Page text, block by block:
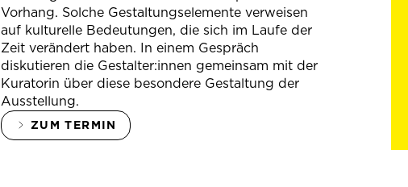
Vorhang. Solche Gestaltungselemente verweisen
auf kulturelle Bedeutungen, die sich im Laufe der
Zeit verändert haben. In einem Gespräch
diskutieren die Gestalter:innen gemeinsam mit der
Kuratorin über diese besondere Gestaltung der
Ausstellung.
ZUM TERMIN